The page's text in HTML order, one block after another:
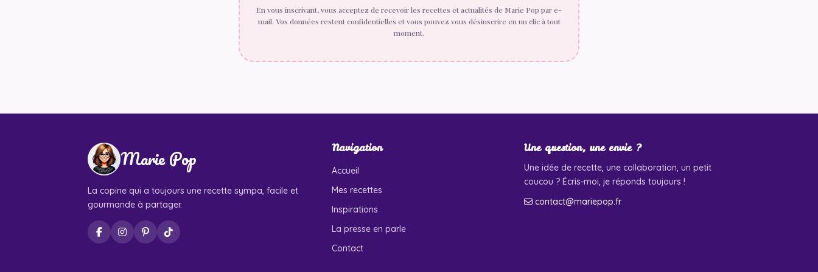
En vous inscrivant, vous acceptez de recevoir les recettes et actualités de Marie Pop par e-
mail. Vos données restent confidentielles et vous pouvez vous désinscrire en un clic à tout
moment.
Marie Pop
La copine qui a toujours une recette sympa, facile et
gourmande à partager.
Navigation
Accueil
Mes recettes
Inspirations
La presse en parle
Contact
Une question, une envie ?
Une idée de recette, une collaboration, un petit
coucou ? Écris-moi, je réponds toujours !
contact@mariepop.fr